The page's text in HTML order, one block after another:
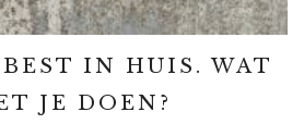
IN HUIS. WAT
JE DOEN?